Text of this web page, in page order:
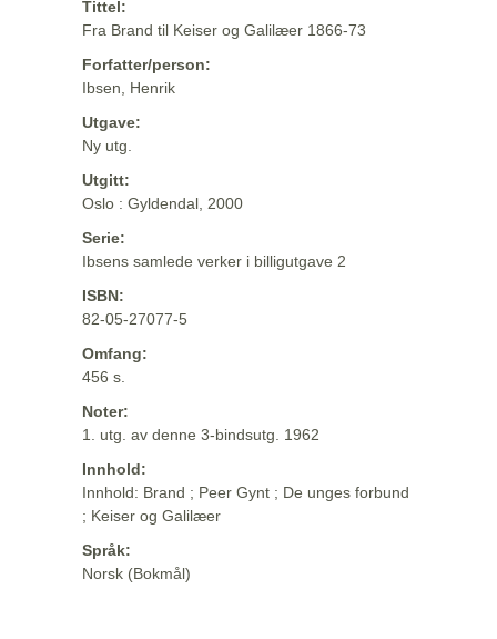
Tittel:
Fra Brand til Keiser og Galilæer 1866-73
Forfatter/person:
Ibsen, Henrik
Utgave:
Ny utg.
Utgitt:
Oslo : Gyldendal, 2000
Serie:
Ibsens samlede verker i billigutgave 2
ISBN:
82-05-27077-5
Omfang:
456 s.
Noter:
1. utg. av denne 3-bindsutg. 1962
Innhold:
Innhold: Brand ; Peer Gynt ; De unges forbund
; Keiser og Galilæer
Språk:
Norsk (Bokmål)